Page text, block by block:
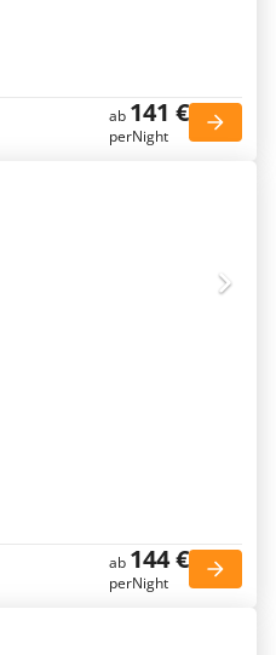
ab 141 €
perNight
ab 144 €
perNight